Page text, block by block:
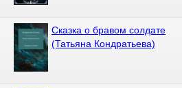
Сказка о бравом солдате
(Татьяна Кондратьева)